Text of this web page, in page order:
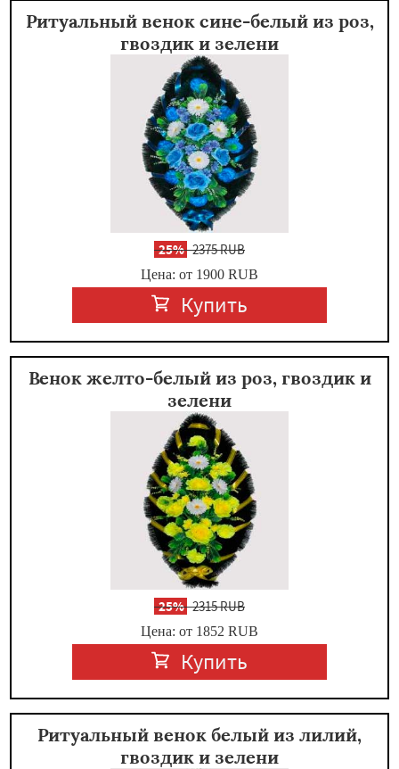
Ритуальный венок сине-белый из роз,
гвоздик и зелени
-25%2375 RUB
Цена: от 1900 RUB
Купить
Венок желто-белый из роз, гвоздик и
зелени
-25%2315 RUB
Цена: от 1852 RUB
Купить
Ритуальный венок белый из лилий,
гвоздик и зелени